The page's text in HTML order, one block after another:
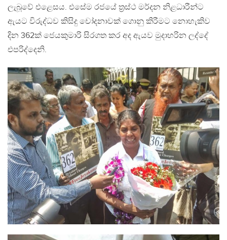
ලැබූවේ එළෙසය. එසේම රජයේ ත්‍රස්ථ මර්දන නිළධාරීන්ට
ඇයට විරුද්ධව කිසිදු චෝදනාවක් ගොනු කිරීමට නොහැකිව
දින 362ක් ජෙයකුමාරි සිරගත කර අද ඇයව මුදාහරින ලද්දේ
එපරිද්දෙනි.